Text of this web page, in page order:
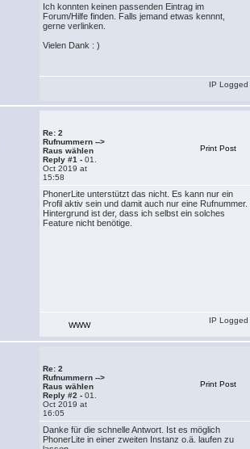
Ich konnten keinen passenden Eintrag im
Forum/Hilfe finden. Falls jemand etwas kennnt,
gerne verlinken.
Vielen Dank : )
IP Logged
Re: 2
Rufnummern -->
Raus wählen
Reply #1 - 01.
Oct 2019 at
15:58
Print Post
PhonerLite unterstützt das nicht. Es kann nur ein
Profil aktiv sein und damit auch nur eine Rufnummer.
Hintergrund ist der, dass ich selbst ein solches
Feature nicht benötige.
WWW
IP Logged
Re: 2
Rufnummern -->
Raus wählen
Reply #2 - 01.
Oct 2019 at
16:05
Print Post
Danke für die schnelle Antwort. Ist es möglich
PhonerLite in einer zweiten Instanz o.ä. laufen zu